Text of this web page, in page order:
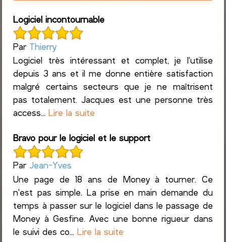
Logiciel incontournable
Par Thierry
Logiciel très intéressant et complet, je l'utilise
depuis 3 ans et il me donne entière satisfaction
malgré certains secteurs que je ne maîtrisent
pas totalement. Jacques est une personne très
access...Lire la suite
Bravo pour le logiciel et le support
Par Jean-Yves
Une page de 18 ans de Money à tourner. Ce
n'est pas simple. La prise en main demande du
temps à passer sur le logiciel dans le passage de
Money à Gesfine. Avec une bonne rigueur dans
le suivi des co...Lire la suite